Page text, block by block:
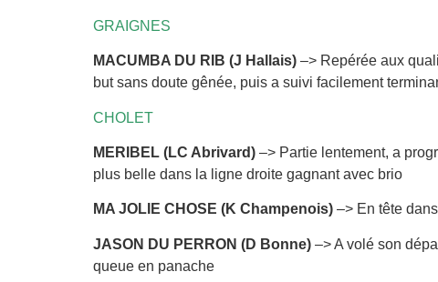
GRAIGNES
MACUMBA DU RIB (J Hallais) –> Repérée aux
but sans doute gênée, puis a suivi facilement
CHOLET
MERIBEL (LC Abrivard) –> Partie lentement, a
plus belle dans la ligne droite gagnant avec brio
MA JOLIE CHOSE (K Champenois) –> En tête
JASON DU PERRON (D Bonne) –> A volé son
queue en panache